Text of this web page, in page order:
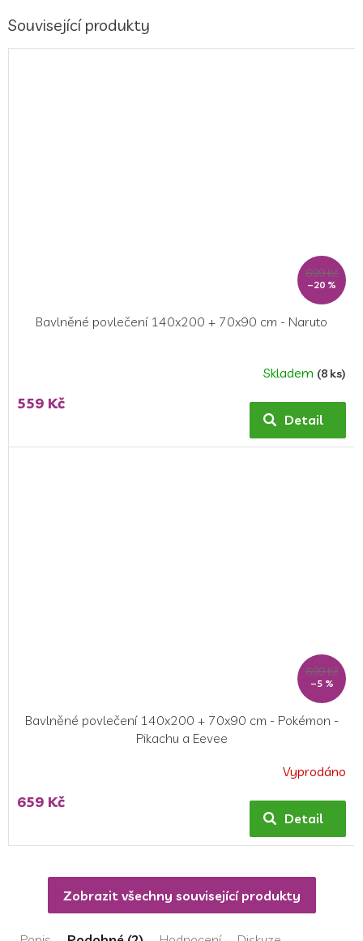
Související produkty
699 Kč
–20 %
Bavlněné povlečení 140x200 + 70x90 cm - Naruto
Skladem (8 ks)
559 Kč
Detail
699 Kč
–5 %
Bavlněné povlečení 140x200 + 70x90 cm - Pokémon -
Pikachu a Eevee
hodnocení
produktu
5,0
hvězdiček.
Vyprodáno
659 Kč
Detail
Zobrazit všechny související produkty